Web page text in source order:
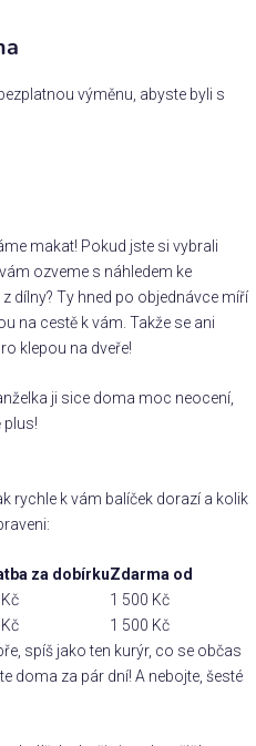
výměnu, abyste byli s
makat! Pokud jste si vybrali
ozveme s náhledem ke
dílny? Ty hned po objednávce míří
na cestě k vám. Takže se ani
klepou na dveře!
ji sice doma moc neocení,
plus!
rychle k vám balíček dorazí a kolik
za dobírkuZdarma od
1 500 Kč
1 500 Kč
spíš jako ten kurýr, co se občas
doma za pár dní! A nebojte, šesté